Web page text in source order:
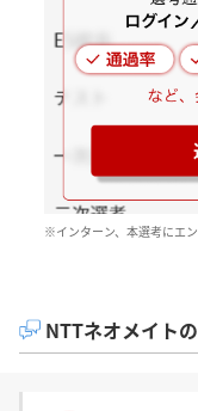
※インターン、本選考にエ
NTTネオメイト